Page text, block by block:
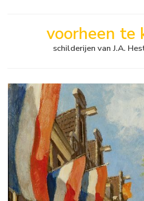
voorheen te
schilderijen van J.A.